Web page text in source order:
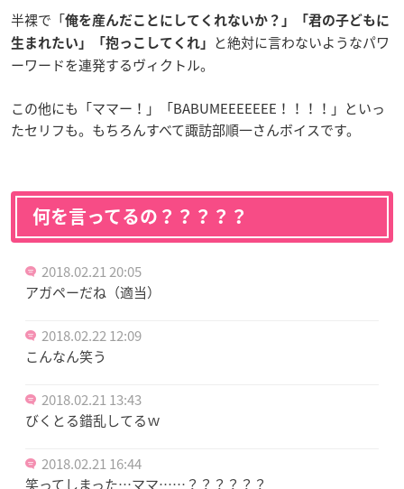
半裸で「俺を産んだことにしてくれないか？」「君の子どもに
生まれたい」「抱っこしてくれ」
と絶対に言わないようなパワ
ーワードを連発するヴィクトル。
この他にも「ママー！」「BABUMEEEEEEE！！！！」といっ
たセリフも。もちろんすべて諏訪部順一さんボイスです。
何を言ってるの？？？？？
2018.02.21 20:05
アガペーだね（適当）
2018.02.22 12:09
こんなん笑う
2018.02.21 13:43
びくとる錯乱してるｗ
2018.02.21 16:44
笑ってしまった…ママ……？？？？？？